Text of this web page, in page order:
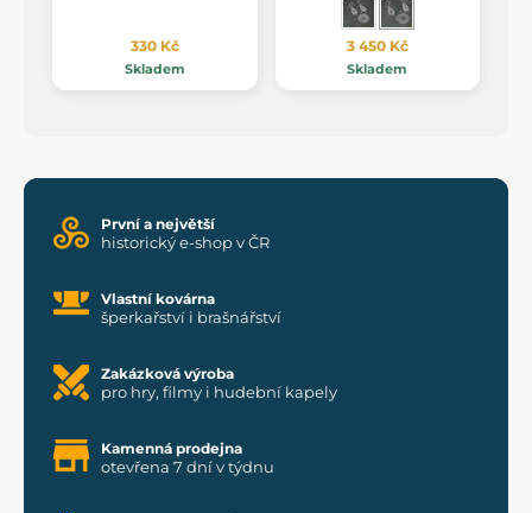
330 Kč
Skladem
3 450 Kč
Skladem
První a největší
historický e-shop v ČR
Vlastní kovárna
šperkařství i brašnářství
Zakázková výroba
pro hry, filmy i hudební kapely
Kamenná prodejna
otevřena 7 dní v týdnu